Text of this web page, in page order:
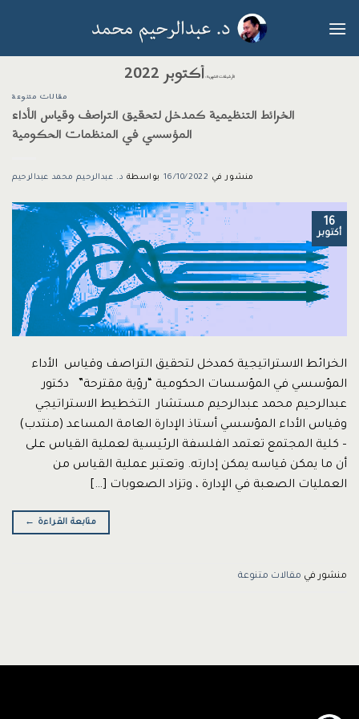
للمحتوى
الأرشيفات الشهرية:أكتوبر 2022
مقالات متنوعة
الخرائط التنظيمية كمدخل لتحقيق التراصف وقياس الأداء
المؤسسي في المنظمات الحكومية
منشور في 16/10/2022 بواسطة د. عبدالرحيم محمد عبدالرحيم
16
أكتوبر
الخرائط الاستراتيجية كمدخل لتحقيق التراصف وقياس الأداء
المؤسسي في المؤسسات الحكومية “رؤية مقترحة” دكتور
عبدالرحيم محمد عبدالرحيم مستشار التخطيط الاستراتيجي
وقياس الأداء المؤسسي أستاذ الإدارة العامة المساعد (منتدب)
– كلية المجتمع تعتمد الفلسفة الرئيسية لعملية القياس على
أن ما يمكن قياسه يمكن إدارته. وتعتبر عملية القياس من
العمليات الصعبة في الإدارة ، وتزاد الصعوبات […]
متابعة القراءة ←
منشور في مقالات متنوعة